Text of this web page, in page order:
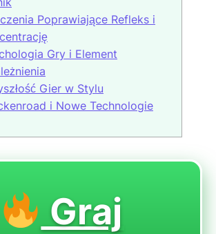
Poprawiające Refleks i
Gry i Element
Gier w Stylu
i Nowe Technologie
Graj